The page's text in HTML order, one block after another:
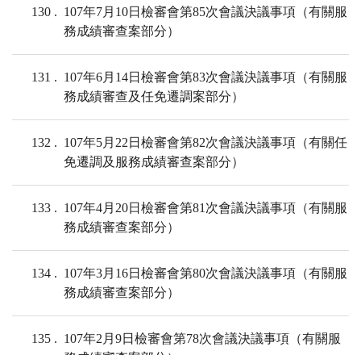
130
107年7月10日檢審會第85次會議決議事項（有關服
務成績審查案部分）
131
107年6月14日檢審會第83次會議決議事項（有關服
務成績審查及任免遷調案部分）
132
107年5月22日檢審會第82次會議決議事項（有關任
免遷調及服務成績審查案部分）
133
107年4月20日檢審會第81次會議決議事項（有關服
務成績審查案部分）
134
107年3月16日檢審會第80次會議決議事項（有關服
務成績審查案部分）
135
107年2月9日檢審會第78次會議決議事項（有關服